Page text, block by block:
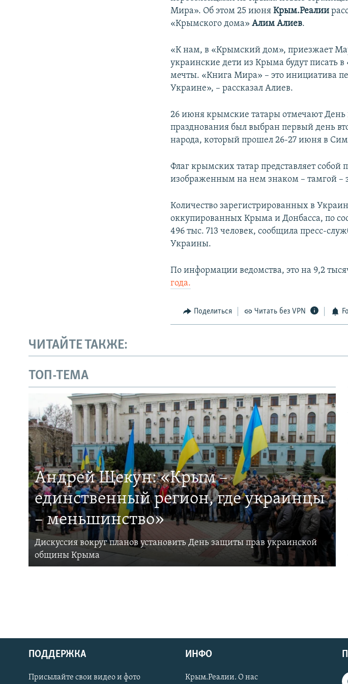
Українською
Мира». Об этом 25 июняКрым.Реалии
«Крымского дома»Алим Алиев.
«К нам, в «Крымский дом», приезжает
украинские дети из Крыма будут писать
мечты. «Книга Мира» – это инициатива
Украине», – рассказал Алиев.
26 июня крымские татары отмечают День
празднования был выбран первый день
народа, который прошел 26-27 июня в
​Флаг крымских татар представляет собой
изображенным на нем знаком – тамгой –
Количество зарегистрированных в
оккупированных Крыма и Донбасса, по
496 тыс. 713 человек, сообщила пресс-
Украины.
По информации ведомства, это на 9,2
года.
Поделиться Читать без VPN
ЧИТАЙТЕ ТАКЖЕ:
ТОП-ТЕМА
Андрей Щекун: «Крым –
единственный регион, где украинцы
– меньшинство»
Дискуссия вокруг планов установить День защиты прав украинской
общины Крыма
ПОДДЕРЖКА
Присылайте свои видео и фото
ИНФО
Крым.Реалии. О нас